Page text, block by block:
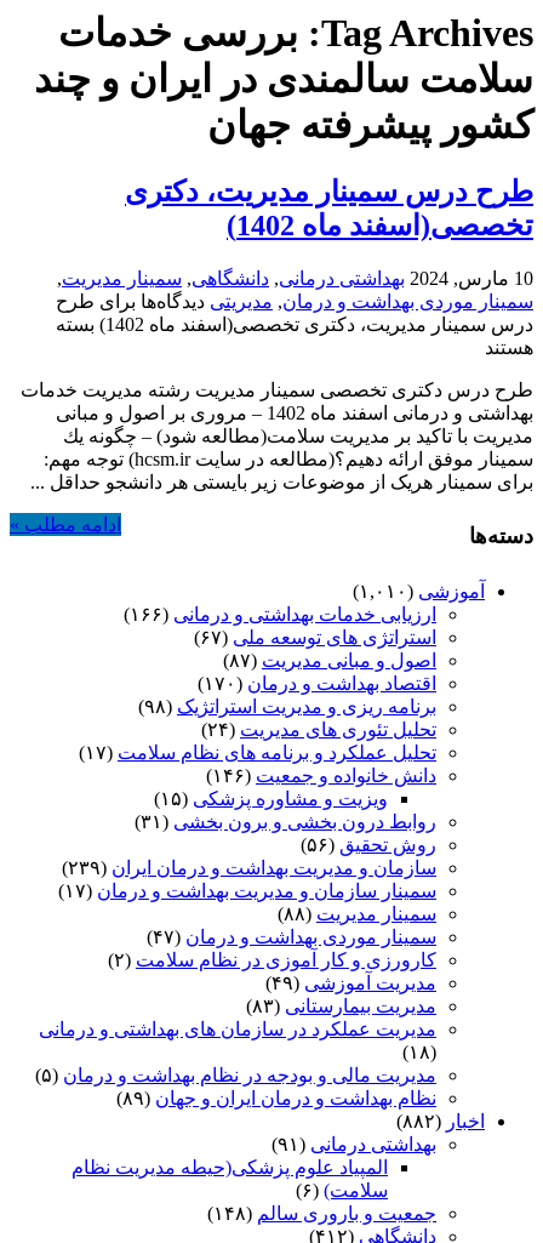
Tag Archives: بررسی خدمات
سلامت سالمندی در ایران و چند
کشور پیشرفته جهان
طرح درس سمینار مدیریت، دکتری
تخصصی(اسفند ماه 1402)
10 مارس, 2024 بهداشتی درمانی, دانشگاهی, سمینار مدیریت,
سمینار موردی بهداشت و درمان, مدیریتی دیدگاه‌ها برای طرح
درس سمینار مدیریت، دکتری تخصصی(اسفند ماه 1402)
بسته
هستند
طرح درس دکتری تخصصی سمینار مدیریت رشته مدیریت خدمات
بهداشتی و درمانی اسفند ماه 1402 – مروری بر اصول و مبانی
مدیریت با تاکید بر مدیریت سلامت(مطالعه شود) – ﭼﮕﻮﻧﻪ ﻳﻚ
ﺳﻤﻴﻨﺎﺭ ﻣﻮﻓﻖ ﺍﺭﺍﺋﻪ ﺩﻫﻴﻢ؟(مطالعه در سایت hcsm.ir) توجه مهم:
برای سمینار هریک از موضوعات زیر بایستی هر دانشجو حداقل ...
ادامه مطلب » دسته‌ها
آموزشی (۱,۰۱۰)
ارزیابی خدمات بهداشتی و درمانی (۱۶۶)
استراتژی های توسعه ملی (۶۷)
اصول و مبانی مدیریت (۸۷)
اقتصاد بهداشت و درمان (۱۷۰)
برنامه ریزی و مدیریت استراتژیک (۹۸)
تحلیل تئوری های مدیریت (۲۴)
تحلیل عملکرد و برنامه های نظام سلامت (۱۷)
دانش خانواده و جمعیت (۱۴۶)
ویزیت و مشاوره پزشکی (۱۵)
روابط درون بخشی و برون بخشی (۳۱)
روش تحقیق (۵۶)
سازمان و مدیریت بهداشت و درمان ایران (۲۳۹)
سمینار سازمان و مدیریت بهداشت و درمان (۱۷)
سمینار مدیریت (۸۸)
سمینار موردی بهداشت و درمان (۴۷)
کارورزی و کار آموزی در نظام سلامت (۲)
مدیریت آموزشی (۴۹)
مدیریت بیمارستانی (۸۳)
مدیریت عملکرد در سازمان های بهداشتی و درمانی
(۱۸)
مدیریت مالی و بودجه در نظام بهداشت و درمان (۵)
نظام بهداشت و درمان ایران و جهان (۸۹)
اخبار (۸۸۲)
بهداشتی درمانی (۹۱)
المپیاد علوم پزشکی(حیطه مدیریت نظام
سلامت) (۶)
جمعیت و باروری سالم (۱۴۸)
دانشگاهی (۴۱۲)